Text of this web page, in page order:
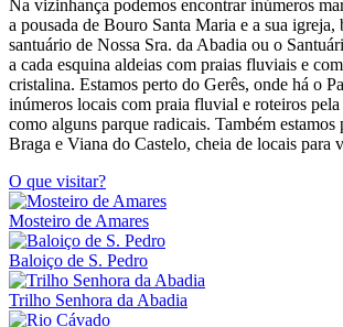
Na vizinhança podemos encontrar inúmeros
a pousada de Bouro Santa Maria e a sua igreja,
santuário de Nossa Sra. da Abadia ou o
a cada esquina aldeias com praias fluviais e
cristalina. Estamos perto do Gerês, onde há o
inúmeros locais com praia fluvial e roteiros
como alguns parque radicais. Também estamos
Braga e Viana do Castelo, cheia de locais para
O que visitar?
Mosteiro de Amares
Baloiço de S. Pedro
Trilho Senhora da Abadia